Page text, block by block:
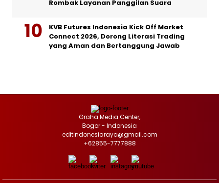
Rombak Layanan Panggilan Suara
KVB Futures Indonesia Kick Off Market
Connect 2026, Dorong Literasi Trading
yang Aman dan Bertanggung Jawab
Graha Media Center,
Bogor - Indonesia
editindonesiaraya@gmail.com
+62855-7777888